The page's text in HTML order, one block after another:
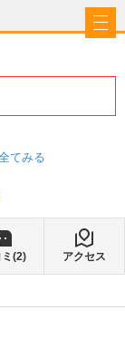
てみる
ミ(2) アクセス